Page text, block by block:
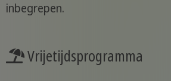
inbegrepen.
Vrijetijdsprogramma